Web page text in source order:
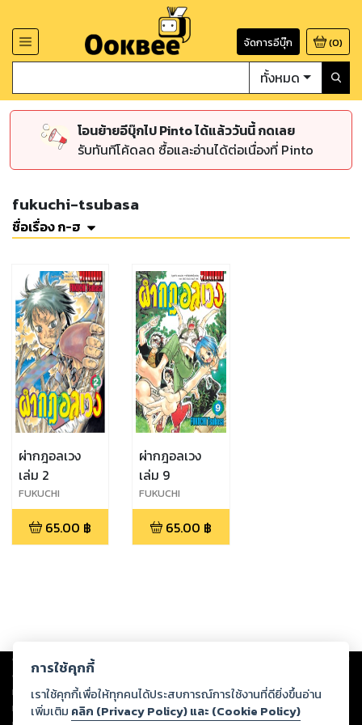
จัดการอีบุ๊ก (0)
ทั้งหมด
โอนย้ายอีบุ๊กไป Pinto ได้แล้ววันนี้ กดเลย
รับทันทีโค้ดลด ซื้อและอ่านได้ต่อเนื่องที่ Pinto
fukuchi-tsubasa
ชื่อเรื่อง ก-ฮ
ผ่ากฎอลเวง
เล่ม 2
FUKUCHI
TSUBASA
65.00 ฿
ผ่ากฎอลเวง
เล่ม 9
FUKUCHI
TSUBASA
65.00 ฿
Copyright © 2026
ต่อผลงานหรือเนื้อหาใดที่อัปโหลดผ่านเว็บไซต์และปรากฏว่าละเมิดสิทธิใน
ทรัพย์สินทางปัญญาของบุคคลอื่นหรือขัดต่อกฎหมายและศีลธรรม ดังนั้น ผู้อ่าน
ทุกท่านโปรดใช้วิจารณญาณในการกลั่นกรองด้วยตนเอง และหากท่านพบว่าส่วน
การใช้คุกกี้
เราใช้คุกกี้เพื่อให้ทุกคนได้ประสบการณ์การใช้งานที่ดียิ่งขึ้นอ่าน
เพิ่มเติม คลิก (Privacy Policy) และ (Cookie Policy)